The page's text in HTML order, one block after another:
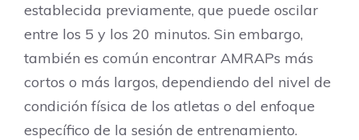
establecida previamente, que puede oscilar
entre los 5 y los 20 minutos. Sin embargo,
también es común encontrar AMRAPs más
cortos o más largos, dependiendo del nivel de
condición física de los atletas o del enfoque
específico de la sesión de entrenamiento.